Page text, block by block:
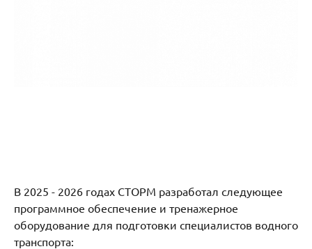
В 2025 - 2026 годах СТОРМ разработал следующее
программное обеспечение и тренажерное
оборудование для подготовки специалистов водного
транспорта: